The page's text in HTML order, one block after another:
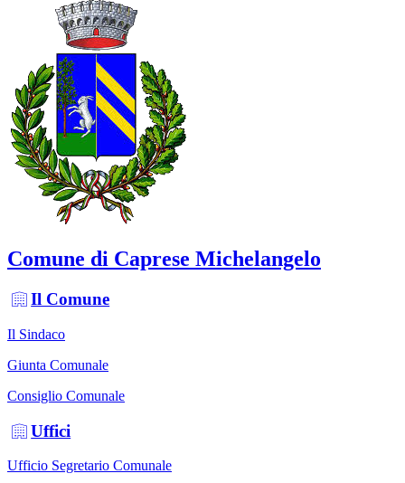
Comune di Caprese Michelangelo
Il Comune
Il Sindaco
Giunta Comunale
Consiglio Comunale
Uffici
Ufficio Segretario Comunale